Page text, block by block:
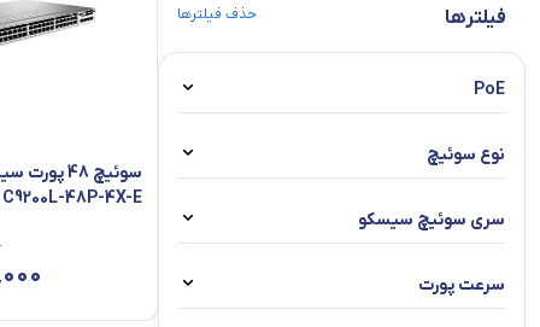
فیلترها حذف فیلترها
PoE
ندارد
نوع سوئیچ
سری سوئیچ سیسکو
3750
سرعت پورت
سوئیچ 48
C9200L-48P-4X-E